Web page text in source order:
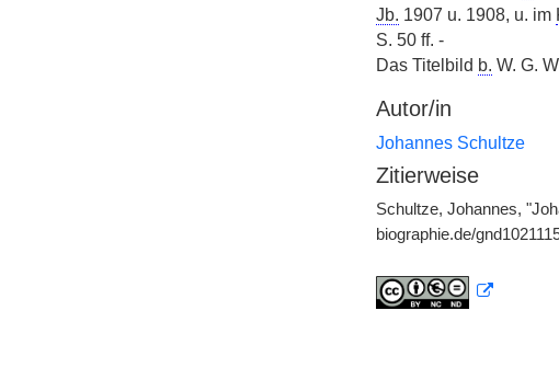
Jb. 1907 u. 1908, u. im
S. 50 ff. -
Das Titelbild b. W. G.
Autor/in
Johannes Schultze
Zitierweise
Schultze, Johannes,
biographie.de/